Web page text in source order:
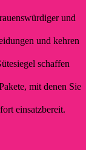
und
und kehren
schaffen
mit denen Sie
einsatzbereit.